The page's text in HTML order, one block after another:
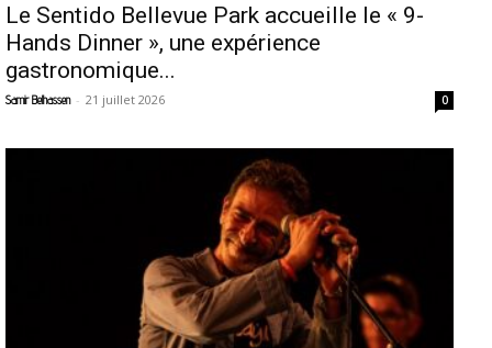
Le Sentido Bellevue Park accueille le « 9-
Hands Dinner », une expérience
gastronomique...
Samir Belhassen - 21 juillet 2026 0